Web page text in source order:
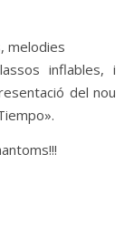
melodies
inflables, i
del nou